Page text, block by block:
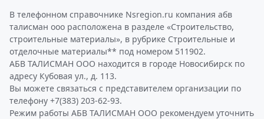
В телефонном справочнике Nsregion.ru компания абв
талисман ооо расположена в разделе «Строительство,
строительные материалы», в рубрике Строительные и
отделочные материалы** под номером 511902.
АБВ ТАЛИСМАН ООО находится в городе Новосибирск по
адресу Кубовая ул., д. 113.
Вы можете связаться с представителем организации по
телефону +7(383) 203-62-93.
Режим работы АБВ ТАЛИСМАН ООО рекомендуем уточнить